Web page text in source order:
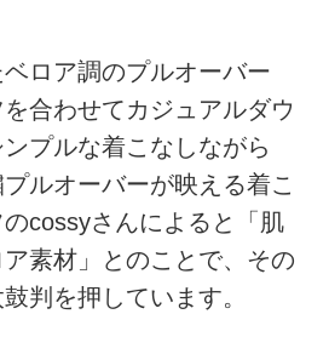
ロア調のプルオーバー
合わせてカジュアルダウ
プルな着こなしながら
ルオーバーが映える着こ
cossyさんによると「肌
素材」とのことで、その
判を押しています。